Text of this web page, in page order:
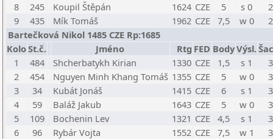
8
245 Koupil Štěpán 1624 CZE 5 s 0
2
9
435 Mík Tomáš 1962 CZE 7,5 w 0
2
Bartečková Nikol 1485 CZE Rp:1685
KoloSt.č. Jméno Rtg FED BodyVýsl.
1
484 Shcherbatykh Kirian 1330 CZE 1,5 s 1
3
2
454 Nguyen Minh Khang Tomáš 1355 CZE 5 w 0
3
3
34 Kubát Jonáš 1415 CZE 6 s 1
3
4
59 Baláž Jakub 1643 CZE 5 w 0
3
5
109 Bochenin Lev 1321 CZE 4,5 s 1
3
6
96 Rybár Vojta 1552 CZE 7,5 w 1
3